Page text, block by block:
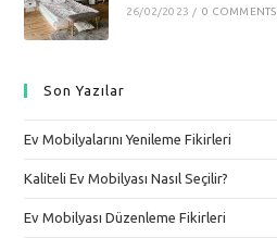
26/02/2023 / 0 COMMENTS
Son Yazılar
Ev Mobilyalarını Yenileme Fikirleri
Kaliteli Ev Mobilyası Nasıl Seçilir?
Ev Mobilyası Düzenleme Fikirleri